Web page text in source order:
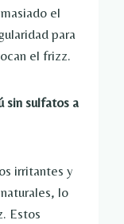
el
para
el frizz.
sin sulfatos a
irritantes y
lo
Estos